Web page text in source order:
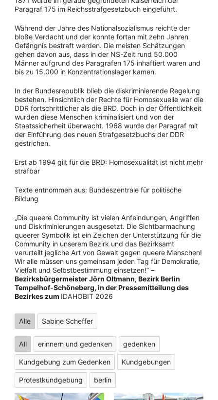
Paragraf 175 im Reichsstrafgesetzbuch eingeführt.
Während der Jahre des Nationalsozialismus reichte der
bloße Verdacht und der konnte fortan mit zehn Jahren
Gefängnis bestraft werden. Die meisten Schätzungen
gehen davon aus, dass in der NS-Zeit rund 50.000
Männer aufgrund des Paragrafen 175 inhaftiert waren und
bis zu 15.000 in Konzentrationslager kamen.
In der Bundesrepublik blieb die diskriminierende Regelung
bestehen. Hinsichtlich der Rechte für Homosexuelle war die
DDR fortschrittlicher als die BRD. Doch in der Öffentlichkeit
wurden diese Menschen kriminalisiert und von der
Staatssicherheit überwacht. 1968 wurde der Paragraf mit
der Einführung des neuen Strafgesetzbuchs der DDR
gestrichen.
Erst ab 1994 gilt für die BRD: Homosexualität ist nicht mehr
strafbar
Texte entnommen aus: Bundeszentrale für politische
Bildung
„Die queere Community ist vielen Anfeindungen, Angriffen
und Diskriminierungen ausgesetzt. Die Sichtbarmachung
queerer Symbolik ist ein Zeichen der Unterstützung für die
Community in unserem Bezirk und das Bezirksamt
verurteilt jegliche Art von Gewalt gegen queere Menschen!
Wir alle müssen uns gemeinsam jeden Tag für Demokratie,
Vielfalt und Selbstbestimmung einsetzen!“ –
Bezirksbürgermeister Jörn Oltmann, Bezirk Berlin
Tempelhof-Schöneberg, in der Pressemitteilung des
Bezirkes zum IDAHOBIT 2026
Alle Sabine Scheffer
All erinnern und gedenken gedenken
Kundgebung zum Gedenken Kundgebungen
Protestkundgebung berlin